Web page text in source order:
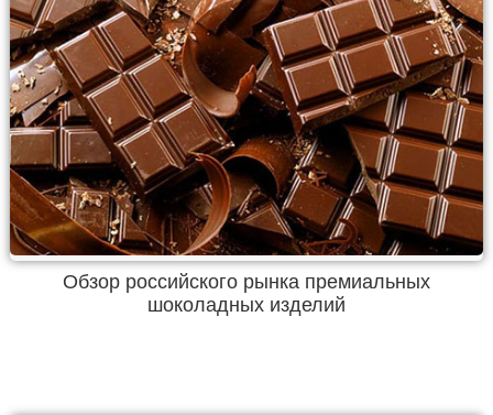
Обзор российского рынка премиальных
шоколадных изделий